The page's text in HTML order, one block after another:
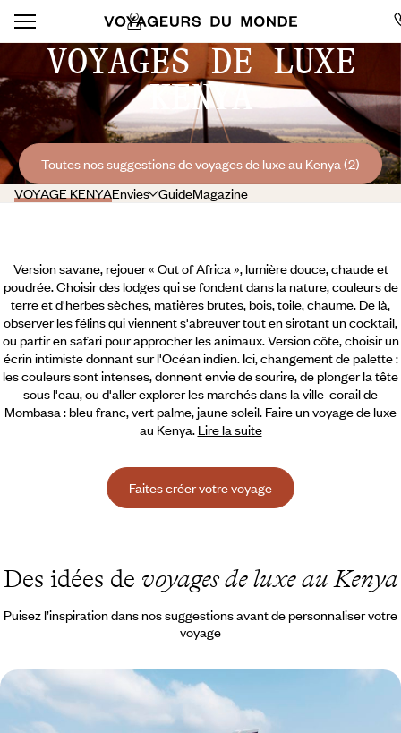
VOYAGES DE LUXE
KENYA
Toutes nos suggestions de voyages de luxe au Kenya (2)
VOYAGE KENYAEnvies GuideMagazine
Version savane, rejouer « Out of Africa », lumière douce, chaude et
poudrée. Choisir des lodges qui se fondent dans la nature, couleurs de
terre et d'herbes sèches, matières brutes, bois, toile, chaume. De là,
observer les félins qui viennent s'abreuver tout en sirotant un cocktail,
ou partir en safari pour approcher les animaux. Version côte, choisir un
écrin intimiste donnant sur l'Océan indien. Ici, changement de palette :
les couleurs sont intenses, donnent envie de sourire, de plonger la tête
sous l'eau, ou d'aller explorer les marchés dans la ville-corail de
Mombasa : bleu franc, vert palme, jaune soleil. Faire un voyage de luxe
au Kenya. Lire la suite
Faites créer votre voyage
Des idées de voyages de luxe au Kenya
Puisez l’inspiration dans nos suggestions avant de personnaliser votre
voyage
Nairobi, Samburu et Masai Mara - Lodges élégants
et avions-taxis